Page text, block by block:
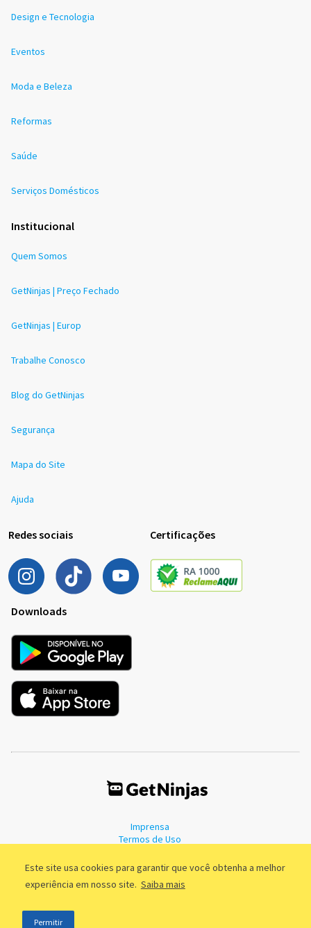
Este site usa cookies para garantir que você obtenha a melhor
experiência em nosso site. Saiba mais
Permitir
Design e Tecnologia
Eventos
Moda e Beleza
Reformas
Saúde
Serviços Domésticos
Institucional
Quem Somos
GetNinjas | Preço Fechado
GetNinjas | Europ
Trabalhe Conosco
Blog do GetNinjas
Segurança
Mapa do Site
Ajuda
Redes sociais Certificações
Downloads
Imprensa
Termos de Uso
©2011 - 2026, GetNinjas LTDA. CNPJ 55.744.877/0001-89 - Rua Dr.
Fernandes Coelho, 85 - 3º andar - São Paulo/SP - Brasil